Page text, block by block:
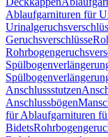
Ablaufgarnituren für
Geruchsverschlüsse
Anschlussstutzen
Anschlussbögen
für Ablaufgarnituren
Bidets